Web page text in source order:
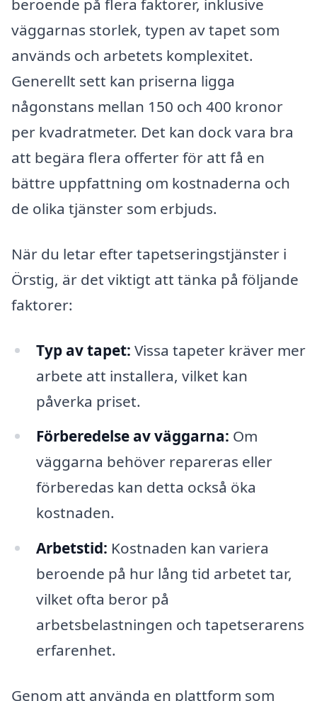
beroende på flera faktorer, inklusive
väggarnas storlek, typen av tapet som
används och arbetets komplexitet.
Generellt sett kan priserna ligga
någonstans mellan 150 och 400 kronor
per kvadratmeter. Det kan dock vara bra
att begära flera offerter för att få en
bättre uppfattning om kostnaderna och
de olika tjänster som erbjuds.
När du letar efter tapetseringstjänster i
Örstig, är det viktigt att tänka på följande
faktorer:
Typ av tapet: Vissa tapeter kräver mer
arbete att installera, vilket kan
påverka priset.
Förberedelse av väggarna: Om
väggarna behöver repareras eller
förberedas kan detta också öka
kostnaden.
Arbetstid: Kostnaden kan variera
beroende på hur lång tid arbetet tar,
vilket ofta beror på
arbetsbelastningen och tapetserarens
erfarenhet.
Genom att använda en plattform som